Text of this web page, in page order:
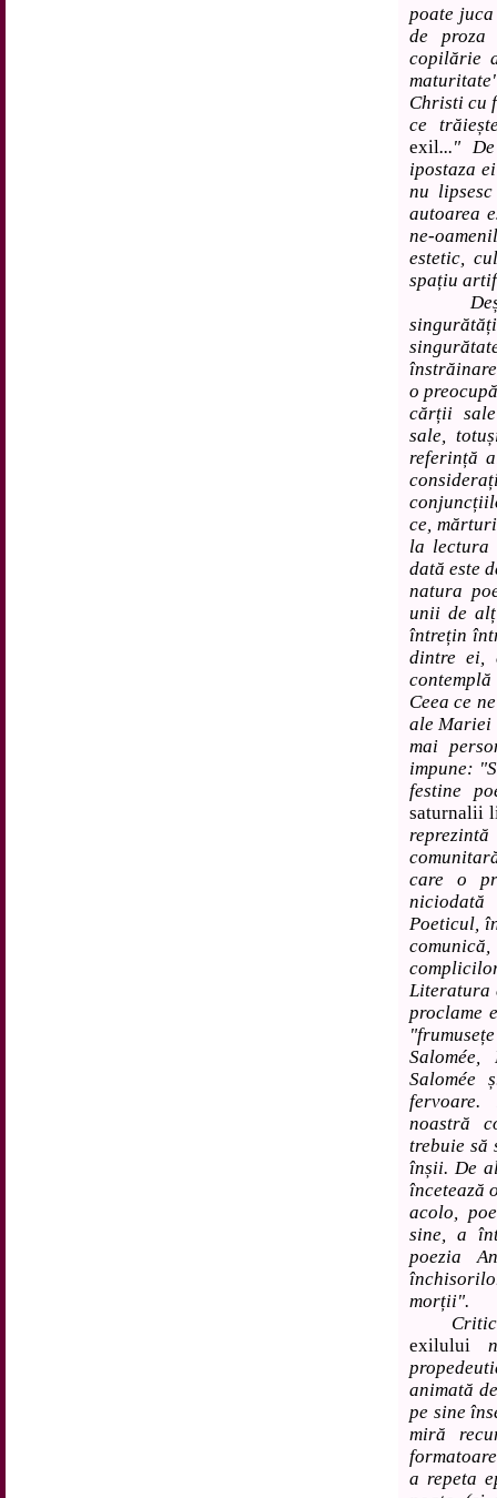
poate
de proza
copilărie
Christi cu
ce
exil..."
ipostaza
nu
autoarea
ne-
estetic,
spațiu
Deși
o
cărții
sale,
referință
ce,
la lectura
dată este
natura
unii de
întrețin
dintre ei,
Ceea ce
ale Mariei
mai
impune:
festine
saturnalii
care o
Poeticul,
Literatura
proclame
Salomée
noastră
trebuie să
înșii. De
încetează
acolo,
sine, a
poezia
morții".
Critica
exilului
animată
pe sine
miră
a repeta